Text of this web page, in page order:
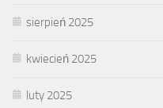
sierpień 2025
kwiecień 2025
luty 2025